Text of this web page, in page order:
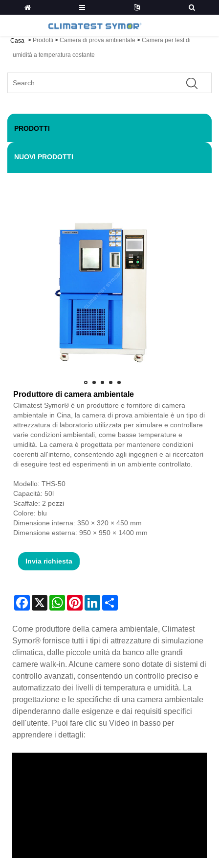
Casa > Prodotti > Camera di prova ambientale > Camera per test di
umidità a temperatura costante
PRODOTTI
NUOVI PRODOTTI
Produttore di camera ambientale
Climatest Symor® è un produttore e fornitore di camera
ambientale in Cina, la camera di prova ambientale è un tipo di
attrezzatura di laboratorio utilizzata per simulare e controllare
varie condizioni ambientali, come basse temperature e
umidità. La camera è progettata per mantenere condizioni
coerenti all'interno, consentendo agli ingegneri e ai ricercatori
di eseguire test ed esperimenti in un ambiente controllato.
Modello: THS-50
Capacità: 50l
Scaffale: 2 pezzi
Colore: blu
Dimensione interna: 350 × 320 × 450 mm
Dimensione esterna: 950 × 950 × 1400 mm
Invia richiesta
Facebook
X WhatsAppPinterestLinkedIn
Come produttore della camera ambientale, Climatest
Symor® fornisce tutti i tipi di attrezzature di simulazione
climatica, dalle piccole unità da banco alle grandi
camere walk-in. Alcune camere sono dotate di sistemi di
controllo avanzati, consentendo un controllo preciso e
automatizzato dei livelli di temperatura e umidità. La
progettazione e le specifiche di una camera ambientale
dipenderanno dalle esigenze e dai requisiti specifici
dell'utente. Puoi fare clic su Video in basso per
apprendere i dettagli: